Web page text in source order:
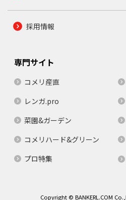
採用情報
専門サイト
コメリ産直
レンガ.pro
菜園&ガーデン
コメリハード&グリーン
プロ特集
Copyright © BANKERL.COM